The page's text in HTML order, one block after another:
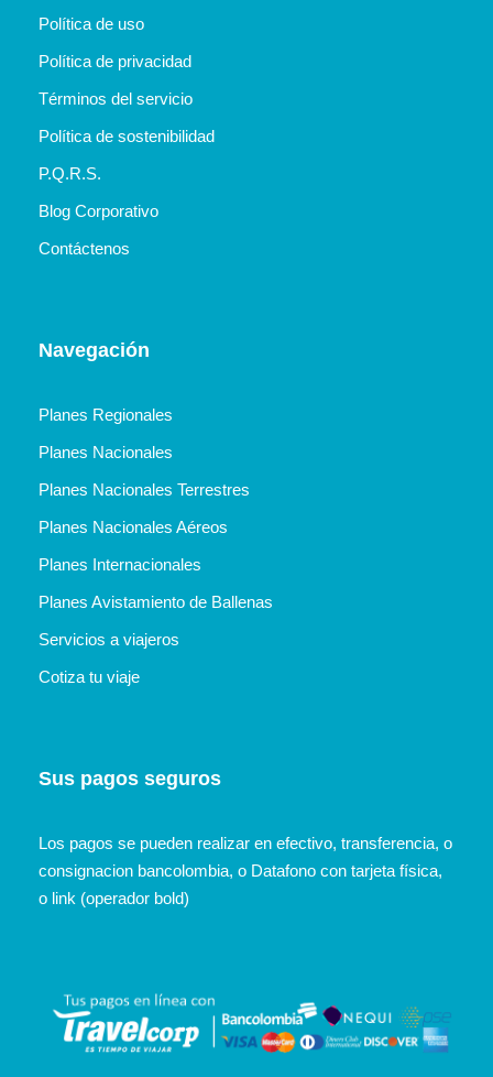
Política de uso
Política de privacidad
Términos del servicio
Política de sostenibilidad
P.Q.R.S.
Blog Corporativo
Contáctenos
Navegación
Planes Regionales
Planes Nacionales
Planes Nacionales Terrestres
Planes Nacionales Aéreos
Planes Internacionales
Planes Avistamiento de Ballenas
Servicios a viajeros
Cotiza tu viaje
Sus pagos seguros
Los pagos se pueden realizar en efectivo, transferencia, o
consignacion bancolombia, o Datafono con tarjeta física,
o link (operador bold)